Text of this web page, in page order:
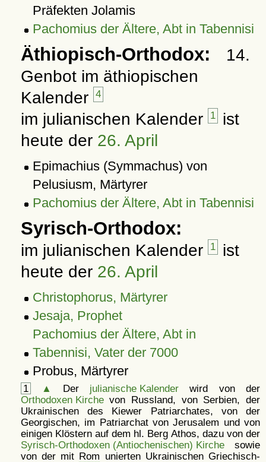
Präfekten Jolamis
Pachomius der Ältere, Abt in Tabennisi
Äthiopisch-Orthodox:
14.
Genbot im äthiopischen
Kalender
4
im julianischen Kalender 1 ist
heute der 26. April
Epimachius (Symmachus) von
Pelusiusm, Märtyrer
Pachomius der Ältere, Abt in Tabennisi
Syrisch-Orthodox:
im julianischen Kalender 1 ist
heute der 26. April
Christophorus, Märtyrer
Jesaja, Prophet
Pachomius der Ältere, Abt in
Tabennisi, Vater der 7000
Probus, Märtyrer
1 ▲ Der julianische Kalenderwird von der
Orthodoxen Kirchevon Russland, von Serbien, der
Ukrainischen des Kiewer Patriarchates, von der
Georgischen, im Patriarchat von Jerusalem und von
einigen Klöstern auf dem hl. Berg Athos, dazu von der
Syrisch-Orthodoxen (Antiochenischen) Kirchesowie
von der mit Rom unierten Ukrainischen Griechisch-